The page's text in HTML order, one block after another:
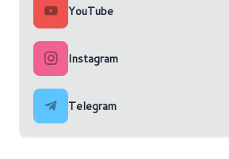
YouTube
Instagram
Telegram